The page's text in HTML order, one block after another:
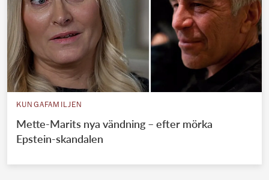
KUNGAFAMILJEN
Mette-Marits nya vändning – efter mörka
Epstein-skandalen